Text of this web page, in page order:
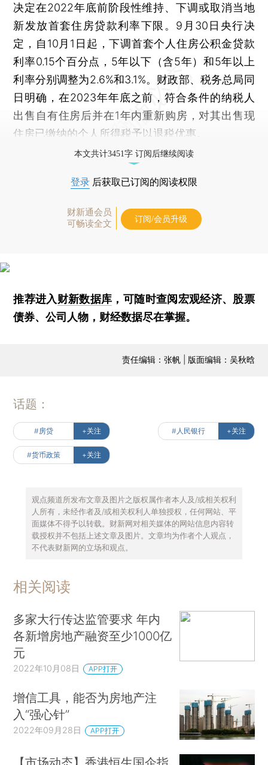
决定在2022年底前阶段性维持、下调或取消当地
新发放首套住房贷款利率下限。9月30日央行决
定，自10月1日起，下调首套个人住房公积金贷款
利率0.15个百分点，5年以下（含5年）和5年以上
利率分别调整为2.6%和3.1%。财政部、税务总局同
日明确，在2023年年底之前，符合条件的纳税人
出售自有住房后并在1年内重新购房，对其出售现
住房已缴纳的个人所得税予以退税优惠。
本文共计3451字 订阅后继续阅读
登录 后获取已订阅的阅读权限
财新通会员
可畅读全文
订阅/会员升级
推荐进入财新数据库 ，可随时查阅宏观经济、股票
债券、公司人物，财经数据尽在掌握。
责任编辑：张帆 | 版面编辑：吴秋晗
话题：
#房贷 +关注 #人民银行 +关注
#货币政策 +关注
观点频道所发布文章及图片之版权属作者本人及/或相关权利
人所有，未经作者及/或相关权利人单独授权，任何网站、平
面媒体不得予以转载。财新网对相关媒体的网站信息内容转
载授权并不包括上述文章及图片。文章均为作者个人观点，
不代表财新网的立场和观点。
相关阅读
多家大行传达监管要求 年内
各新增房地产融资至少1000亿
元
2022年10月08日 APP打开
增信工具，能否为房地产注
入“强心针”
2022年09月28日 APP打开